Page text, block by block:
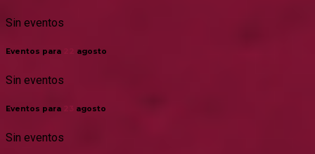
Sin eventos
Eventos para agosto
Sin eventos
Eventos para agosto
Sin eventos